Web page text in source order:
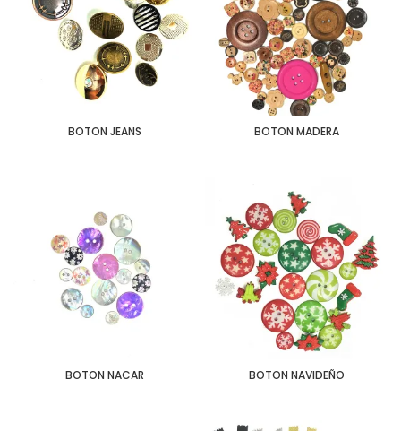
BOTON JEANS BOTON MADERA
BOTON NACAR BOTON NAVIDEÑO